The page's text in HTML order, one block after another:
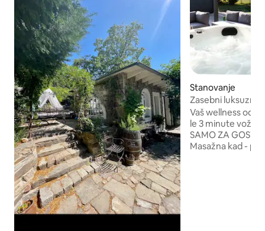
Stanovanje
Zasebni luksuzni
masažno kadjo
Vaš wellness
le 3 minute
SAMO ZA GOSTE
Masažna kad -